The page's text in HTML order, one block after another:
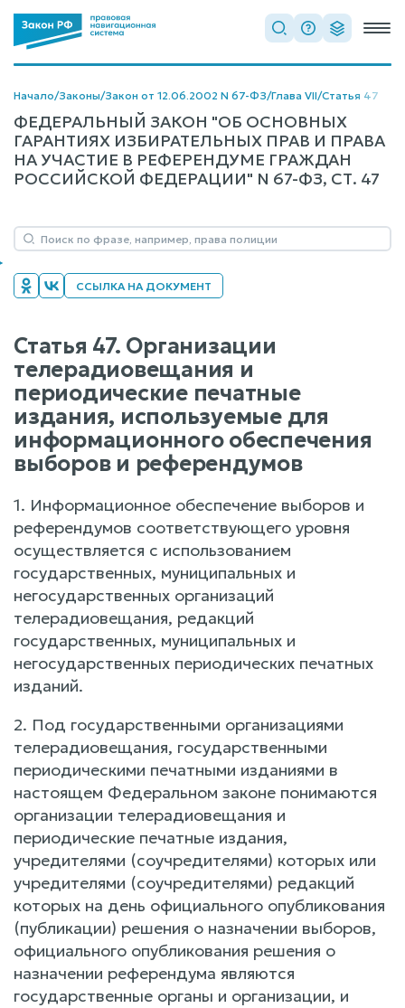
Начало/Законы/Закон от 12.06.2002 N 67-ФЗ/Глава VII/Статья 47
ФЕДЕРАЛЬНЫЙ ЗАКОН "ОБ ОСНОВНЫХ
ГАРАНТИЯХ ИЗБИРАТЕЛЬНЫХ ПРАВ И ПРАВА
НА УЧАСТИЕ В РЕФЕРЕНДУМЕ ГРАЖДАН
РОССИЙСКОЙ ФЕДЕРАЦИИ" N 67-ФЗ, СТ. 47
ССЫЛКА НА ДОКУМЕНТ
Статья 47. Организации
телерадиовещания и
периодические печатные
издания, используемые для
информационного обеспечения
выборов и референдумов
1. Информационное обеспечение выборов и
референдумов соответствующего уровня
осуществляется с использованием
государственных, муниципальных и
негосударственных организаций
телерадиовещания, редакций
государственных, муниципальных и
негосударственных периодических печатных
изданий.
2. Под государственными организациями
телерадиовещания, государственными
периодическими печатными изданиями в
настоящем Федеральном законе понимаются
организации телерадиовещания и
периодические печатные издания,
учредителями (соучредителями) которых или
учредителями (соучредителями) редакций
которых на день официального опубликования
(публикации) решения о назначении выборов,
официального опубликования решения о
назначении референдума являются
государственные органы и организации, и